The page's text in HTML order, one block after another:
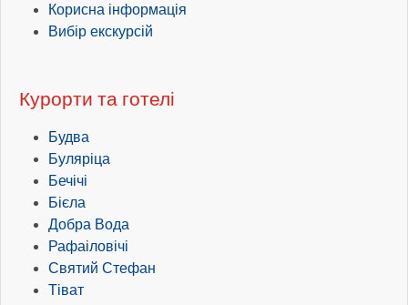
Корисна інформація
Вибір екскурсій
Курорти та готелі
Будва
Буляріца
Бечічі
Бієла
Добра Вода
Рафаіловічі
Святий Стефан
Тіват